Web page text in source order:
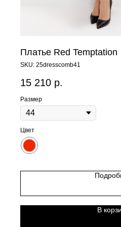
Платье Red Temptation
SKU: 25dresscomb41
15 210 р.
Размер
Цвет
В